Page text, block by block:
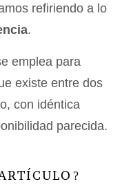
refiriendo a lo
.
emplea para
existe entre dos
con idéntica
parecida.
?